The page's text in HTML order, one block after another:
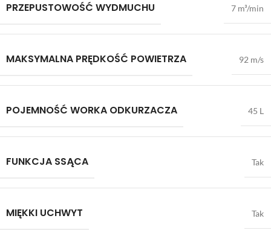
PRZEPUSTOWOŚĆ WYDMUCHU 7 m³/min
MAKSYMALNA PRĘDKOŚĆ POWIETRZA 92 m/s
POJEMNOŚĆ WORKA ODKURZACZA 45 L
FUNKCJA SSĄCA Tak
MIĘKKI UCHWYT Tak